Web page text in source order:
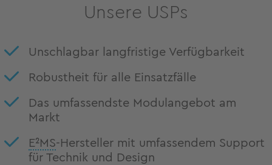
Unsere USPs
Unschlagbar langfristige Verfügbarkeit
Robustheit für alle Einsatzfälle
Das umfassendste Modulangebot am
Markt
E²MS-Hersteller mit umfassendem Support
für Technik und Design